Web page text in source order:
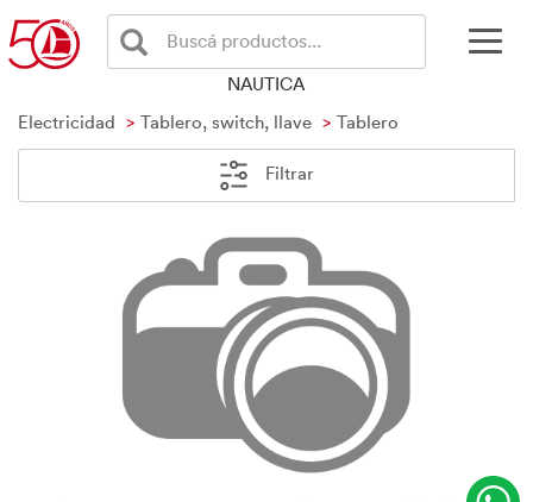
Buscá productos...
NAUTICA
Electricidad
Tablero, switch, llave Tablero
Filtrar